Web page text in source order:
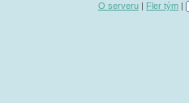
O serveru | Fler tým |